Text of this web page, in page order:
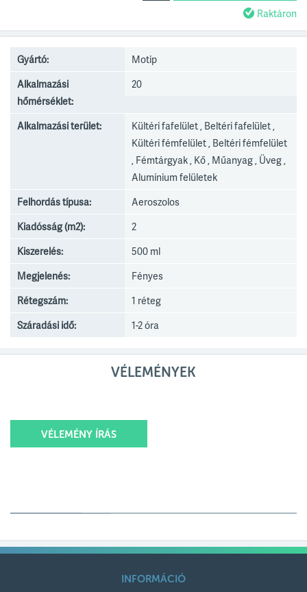
Raktáron
Gyártó:
Motip
Alkalmazási
hőmérséklet:
20
Alkalmazási terület:
Kültéri fafelület , Beltéri fafelület ,
Kültéri fémfelület , Beltéri fémfelület
, Fémtárgyak , Kő , Műanyag , Üveg ,
Alumínium felületek
Felhordás típusa:
Aeroszolos
Kiadósság (m2):
2
Kiszerelés:
500 ml
Megjelenés:
Fényes
Rétegszám:
1 réteg
Száradási idő:
1-2 óra
VÉLEMÉNYEK
VÉLEMÉNY ÍRÁS
Értékelésed címe
INFORMÁCIÓ